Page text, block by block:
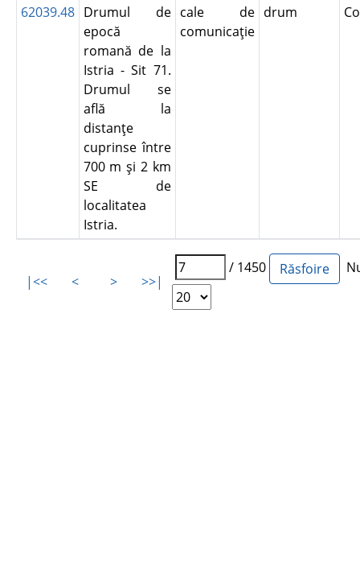
62039.48 Drumul de
epocă
romană de la
Istria - Sit 71.
Drumul se
află la
distanţe
cuprinse între
700 m şi 2 km
SE de
localitatea
Istria.
cale de
comunicaţie
drum
|<< < > >>|
/ 1450